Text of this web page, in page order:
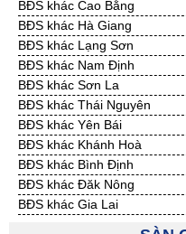
Cần Thuê Sóc Trăng
Cần Thuê Tiền Giang
Cần Thuê Vĩnh Long
Cần Thuê Hưng Yên
BĐS khác Cao Bằng
BĐS khác Hà Giang
BĐS khác Lạng Sơn
BĐS khác Nam Định
BĐS khác Sơn La
BĐS khác Thái Nguyên
BĐS khác Yên Bái
BĐS khác Khánh Hoà
BĐS khác Bình Định
BĐS khác Đăk Nông
BĐS khác Gia Lai